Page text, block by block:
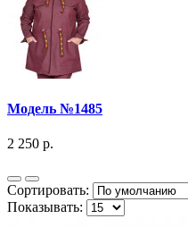
Модель №1485
2 250 р.
Сортировать:
Показывать: